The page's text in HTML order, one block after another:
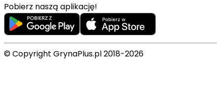
Pobierz naszą aplikację!
© Copyright GrynaPlus.pl 2018-2026